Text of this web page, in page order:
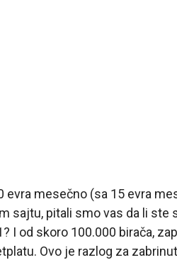
evra mesečno (sa 15 evra
sajtu, pitali smo vas da li
I od skoro 100.000 birača,
Ovo je razlog za